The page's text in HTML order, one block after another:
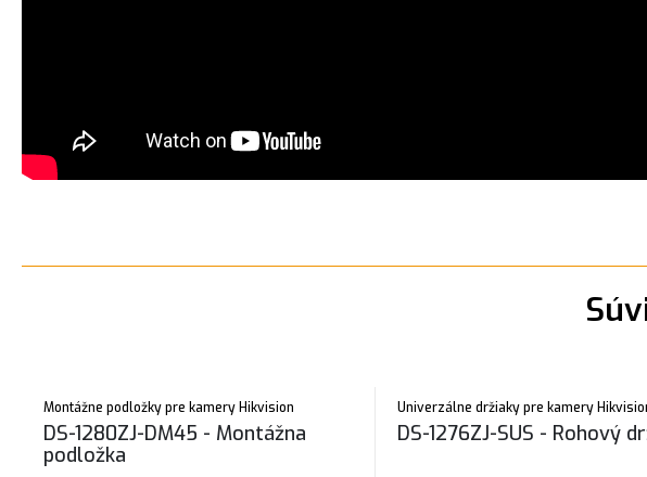
Montážne podložky pre kamery Hikvision
DS-1280ZJ-DM45 - Montážna
podložka
Univerzálne držiaky pre kamery
DS-1276ZJ-SUS - Rohový